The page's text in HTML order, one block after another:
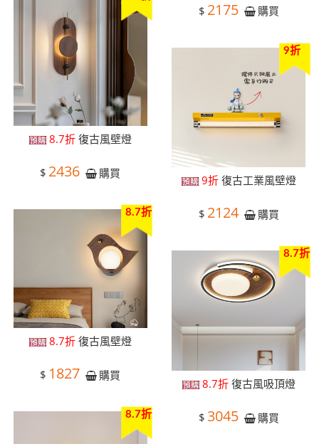
$ 2175 購買
8.7折復古風壁燈
$ 2436 購買
9折
9折復古工業風壁燈
$ 2124 購買
8.7折
8.7折復古風壁燈
$ 1827 購買
8.7折
8.7折復古風吸頂燈
$ 3045 購買
8.7折